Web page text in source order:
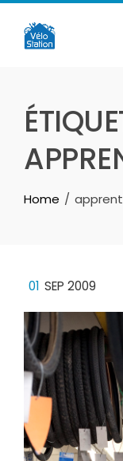
Skip
content
Home
01 SEP 2009